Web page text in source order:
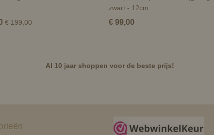
€ 199,00
zwart - 12cm
€ 99,00
Al 10 jaar shoppen voor de beste prijs!